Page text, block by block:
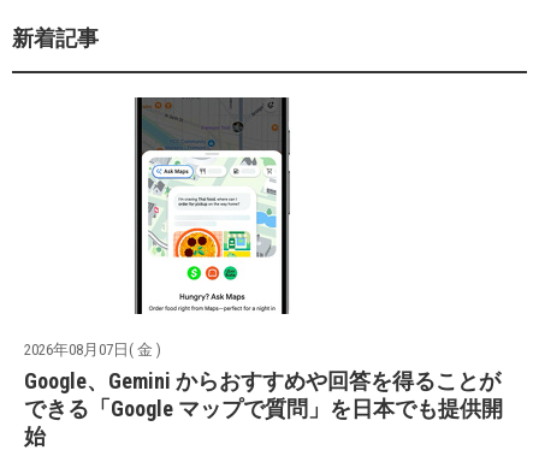
新着記事
2026年08月07日( 金 )
Google、Gemini からおすすめや回答を得ることが
できる「Google マップで質問」を日本でも提供開
始